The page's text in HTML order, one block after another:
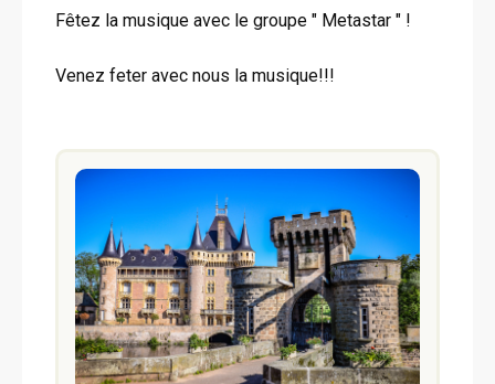
Fêtez la musique avec le groupe " Metastar " !
Venez feter avec nous la musique!!!